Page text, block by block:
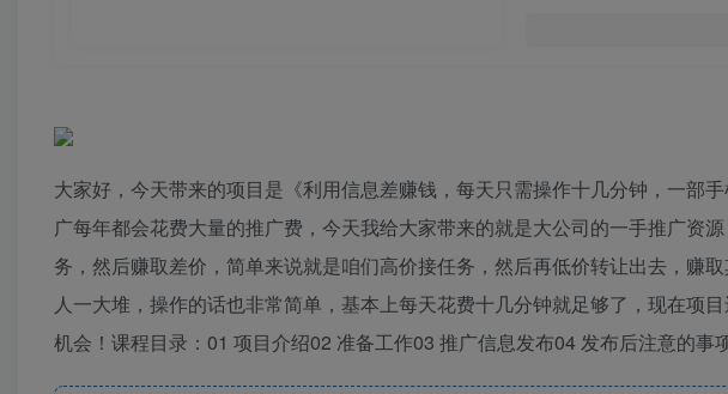
大家好，今天带来的项目是《利用信息差赚钱，每天只需操作十几分钟，一部
广每年都会花费大量的推广费，今天我给大家带来的就是大公司的一手推广资
务，然后赚取差价，简单来说就是咱们高价接任务，然后再低价转让出去，赚
人一大堆，操作的话也非常简单，基本上每天花费十几分钟就足够了，现在项
机会！课程目录：01 项目介绍02 准备工作03 推广信息发布04 发布后注意的事